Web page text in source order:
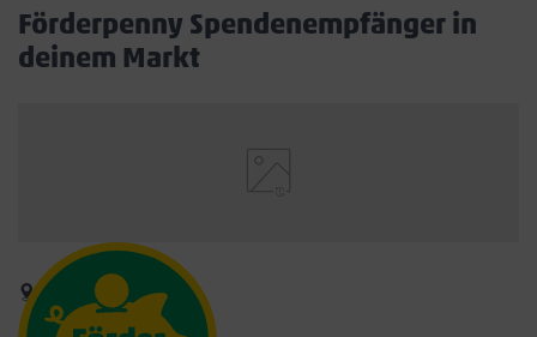
Förderpenny Spendenempfänger in
deinem Markt